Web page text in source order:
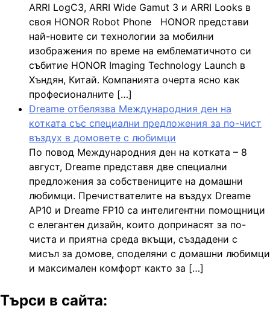
ARRI LogC3, ARRI Wide Gamut 3 и ARRI Looks в
своя HONOR Robot Phone HONOR представи
най-новите си технологии за мобилни
изображения по време на емблематичното си
събитие HONOR Imaging Technology Launch в
Хъндян, Китай. Компанията очерта ясно как
професионалните […]
Dreame отбелязва Международния ден на
котката със специални предложения за по-чист
въздух в домовете с любимци
По повод Международния ден на котката – 8
август, Dreame представя две специални
предложения за собствениците на домашни
любимци. Пречиствателите на въздух Dreame
AP10 и Dreame FP10 са интелигентни помощници
с елегантен дизайн, които допринасят за по-
чиста и приятна среда вкъщи, създадени с
мисъл за домове, споделяни с домашни любимци
и максимален комфорт както за […]
Търси в сайта: